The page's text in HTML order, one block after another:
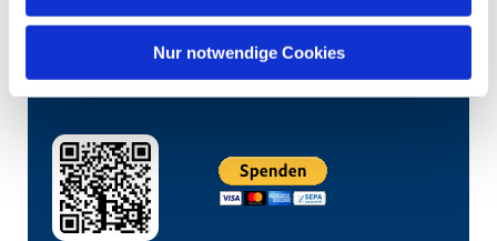
Nur notwendige Cookies